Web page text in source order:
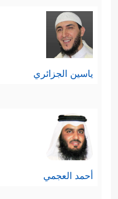
ياسين الجزائري
أحمد العجمي